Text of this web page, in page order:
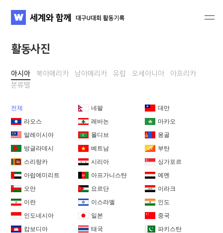
WATV세계와 함께 대구U대회 활동기록
활동사진
아시아 북아메리카 남아메리카 유럽 오세아니아
아프리카
분류별
전체 네팔
대만
라오스
레바논
마카오
말레이시아
몰디브
몽골
방글라데시
베트남
부탄
스리랑카
시리아
싱가포르
아랍에미리트
아프가니스탄
예멘
오만
요르단
이라크
이란
이스라엘
인도
인도네시아
일본
중국
캄보디아
태국
파키스탄